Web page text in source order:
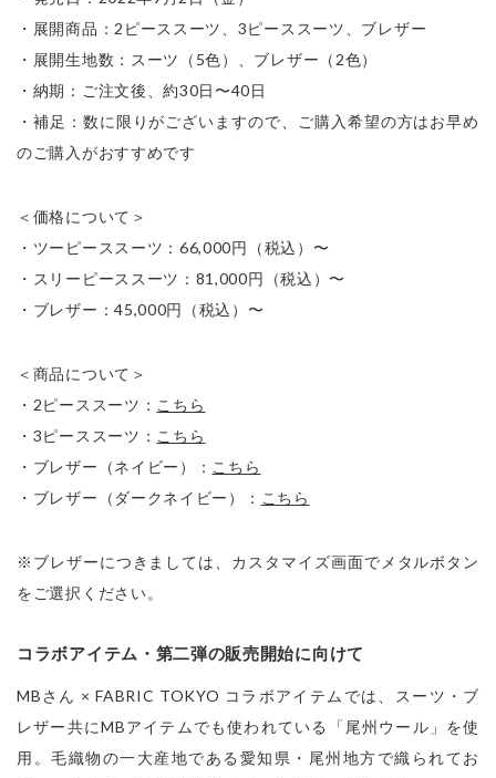
・展開商品：2ピーススーツ、3ピーススーツ、ブレザー
・展開生地数：スーツ（5色）、ブレザー（2色）
・納期：ご注文後、約30日〜40日
・補足：数に限りがございますので、ご購入希望の方はお早め
のご購入がおすすめです
＜価格について＞
・ツーピーススーツ：66,000円（税込）〜
・スリーピーススーツ：81,000円（税込）〜
・ブレザー：45,000円（税込）〜
＜商品について＞
・2ピーススーツ： こちら
・3ピーススーツ： こちら
・ブレザー（ネイビー）： こちら
・ブレザー（ダークネイビー）： こちら
※ブレザーにつきましては、カスタマイズ画面でメタルボタン
をご選択ください。
コラボアイテム・第二弾の販売開始に向けて
MBさん × FABRIC TOKYO コラボアイテムでは、スーツ・ブ
レザー共にMBアイテムでも使われている「尾州ウール」を使
用。毛織物の一大産地である愛知県・尾州地方で織られてお